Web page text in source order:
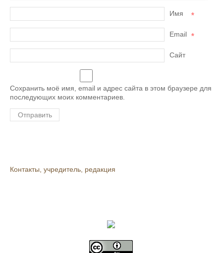
Имя *
Email *
Сайт
Сохранить моё имя, email и адрес сайта в этом браузере для
последующих моих комментариев.
Контакты, учредитель, редакция